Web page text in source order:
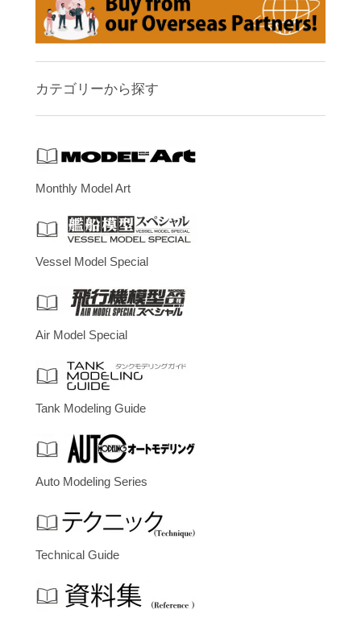
カテゴリーから探す
Monthly Model Art
Vessel Model Special
Air Model Special
Tank Modeling Guide
Auto Modeling Series
Technical Guide